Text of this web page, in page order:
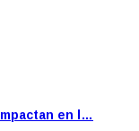
en l…